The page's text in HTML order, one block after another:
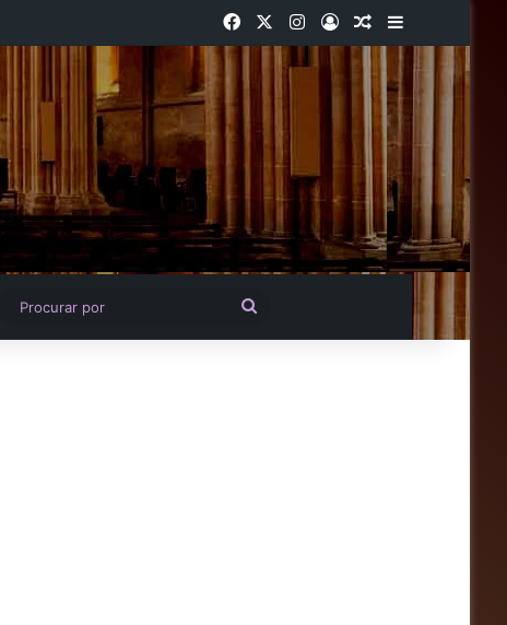
FacebookInstagram
EntrarArtigo aleatório
Barra
Artigo aleatório
por